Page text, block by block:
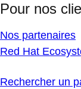
Pour nos
Nos partenaires
Red Hat
Rechercher un